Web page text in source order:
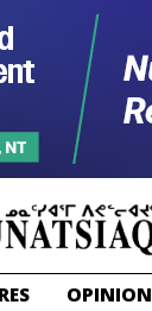
OPINION